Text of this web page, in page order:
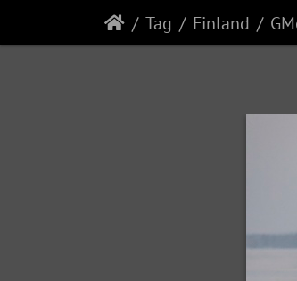
Tag Finland